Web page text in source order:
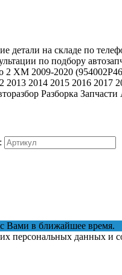
детали на складе по
по подбору
2 XM 2009-2020
2013 2014 2015 2016 2017
Разборка Запчасти
Вами в ближайшее время.
персональных данных и